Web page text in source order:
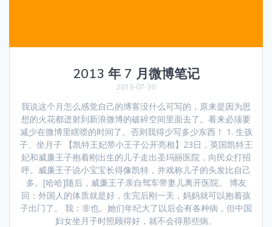
2013 年 7 月微博笔记
2013-07-30
我说这个月怎么感觉自己的博客没什么可写的，原来是因为思
想的火花都迸射到新浪微博的破碎空间里面去了。看来必须要
减少在微博里瞎喷的时间了。否则我得少写多少东西！ 1. 生孩
子、坐月子 【凯特王妃带小王子公开亮相】23日，英国凯特王
妃和威廉王子抱着刚出生的儿子走出圣玛丽医院，向民众打招
呼。威廉王子说小宝宝长得像凯特，并戏称儿子的头发比自己
多。[哈哈]随后，威廉王子亲自驾车带妻儿离开医院。 博友
回：外国人的体质就是好，生完后刚一天，妈妈就可以抱着孩
子出门了。 我：非也。她们年纪大了以后会有各种病，但中国
妇女坐月子时照顾得好，就不会得那些病。